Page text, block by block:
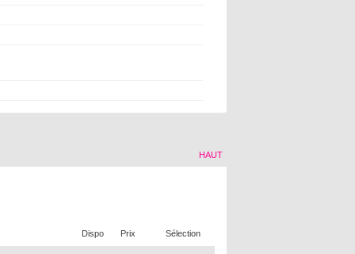
HAUT
Dispo Prix Sélection